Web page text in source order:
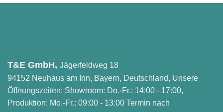
T&E GmbH, Jägerfeldweg 18
94152 Neuhaus am Inn, Bayern, Deutschland, Unsere
Öffnungszeiten: Showroom: Do.-Fr.: 14:00 - 17:00,
Produktion: Mo.-Fr.: 09:00 - 13:00 Termin nach